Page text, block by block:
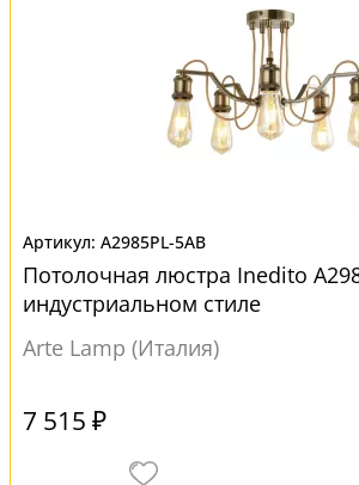
A2985PL-5AB
Потолочная люстра Inedito
индустриальном стиле
Arte Lamp (Италия)
7 515 ₽